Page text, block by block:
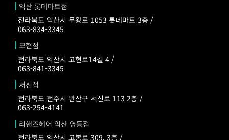
익산 롯데마트점
전라북도 익산시 무왕로 1053 롯데마트 3층 /
063-834-3345
모현점
전라북도 익산시 고현로14길 4 /
063-841-3345
서신점
전라북도 전주시 완산구 서신로 113 2층 /
063-254-4141
리핸즈헤어 익산 영등점
전라북도 익산시 고봉로 309, 3층 /